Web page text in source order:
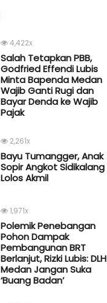
4,422x
Salah Tetapkan PBB,
Godfried Effendi Lubis
Minta Bapenda Medan
Wajib Ganti Rugi dan
Bayar Denda ke Wajib
Pajak
2,261x
Bayu Tumangger, Anak
Sopir Angkot Sidikalang
Lolos Akmil
1,971x
Polemik Penebangan
Pohon Dampak
Pembangunan BRT
Berlanjut, Rizki Lubis: DLH
Medan Jangan Suka
‘Buang Badan’